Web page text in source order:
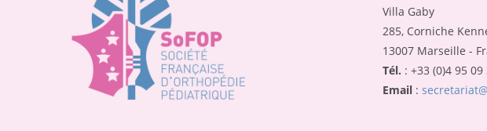
Villa Gaby
285, Corniche
13007 Marseille -
Tél. : +33 (0)4 95 09
Email :